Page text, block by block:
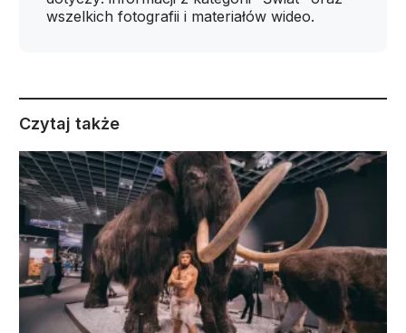
wszelkich fotografii i materiałów wideo.
Czytaj także